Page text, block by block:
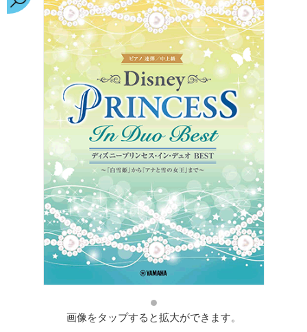
画像をタップすると拡大ができます。